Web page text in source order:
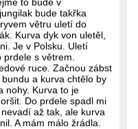
to bude v
bude takřka
větru uletí do
Kurva dyk von uletěl,
Je v Polsku. Uletí
prdele s větrem.
ruce. Začnou zábst
a kurva chtělo by
nohy. Kurva to je
Do prdele spadl mi
až tak, ale kurva
A mám málo žrádla.